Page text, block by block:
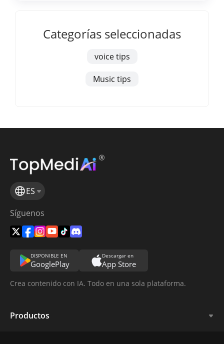
Categorías seleccionadas
voice tips
Music tips
ES
Síguenos
DISPONIBLE EN
GooglePlay
Descargar en
App Store
Crea contenido con IA. Todo en una sola plataforma.
Productos